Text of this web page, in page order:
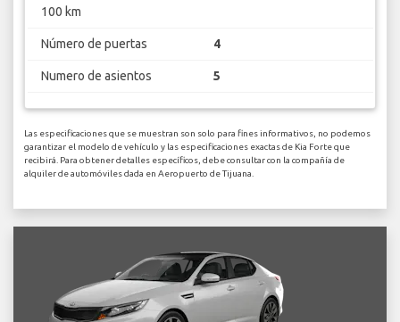
100 km
Número de puertas 4
Numero de asientos 5
Las especificaciones que se muestran son solo para fines informativos, no podemos
garantizar el modelo de vehículo y las especificaciones exactas de Kia Forte que
recibirá. Para obtener detalles específicos, debe consultar con la compañía de
alquiler de automóviles dada en Aeropuerto de Tijuana.